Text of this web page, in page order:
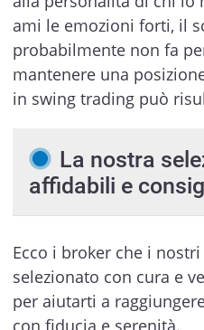
ami le emozioni forti, il
probabilmente non fa
mantenere una
in swing trading può
La nostra
affidabili e
Ecco i broker che i
selezionato con cura e
per aiutarti a
con fiducia e serenità.